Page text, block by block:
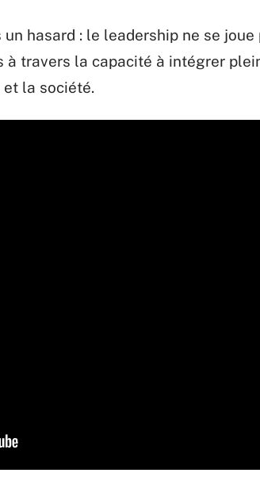
un hasard : le leadership ne se
à travers la capacité à intégrer
et la société.